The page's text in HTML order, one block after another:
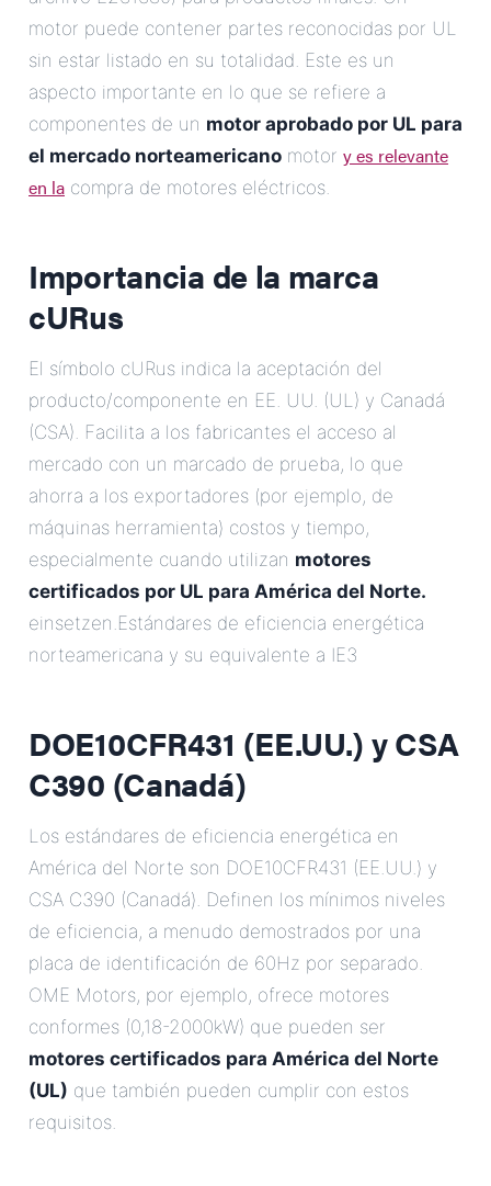
motor puede contener partes reconocidas por UL
sin estar listado en su totalidad. Este es un
aspecto importante en lo que se refiere a
componentes de un motor aprobado por UL para
el mercado norteamericano motor y es relevante
en la compra de motores eléctricos.
Importancia de la marca
cURus
El símbolo cURus indica la aceptación del
producto/componente en EE. UU. (UL) y Canadá
(CSA). Facilita a los fabricantes el acceso al
mercado con un marcado de prueba, lo que
ahorra a los exportadores (por ejemplo, de
máquinas herramienta) costos y tiempo,
especialmente cuando utilizan motores
certificados por UL para América del Norte.
einsetzen.Estándares de eficiencia energética
norteamericana y su equivalente a IE3
DOE10CFR431 (EE.UU.) y CSA
C390 (Canadá)
Los estándares de eficiencia energética en
América del Norte son DOE10CFR431 (EE.UU.) y
CSA C390 (Canadá). Definen los mínimos niveles
de eficiencia, a menudo demostrados por una
placa de identificación de 60Hz por separado.
OME Motors, por ejemplo, ofrece motores
conformes (0,18-2000kW) que pueden ser
motores certificados para América del Norte
(UL) que también pueden cumplir con estos
requisitos.